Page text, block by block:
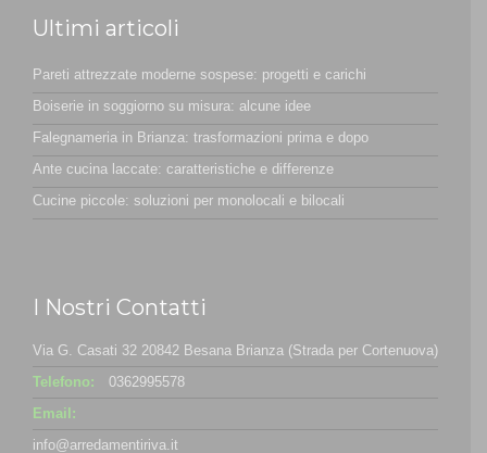
Ultimi articoli
Pareti attrezzate moderne sospese: progetti e carichi
Boiserie in soggiorno su misura: alcune idee
Falegnameria in Brianza: trasformazioni prima e dopo
Ante cucina laccate: caratteristiche e differenze
Cucine piccole: soluzioni per monolocali e bilocali
I Nostri Contatti
Via G. Casati 32 20842 Besana Brianza (Strada per Cortenuova)
Telefono:
0362995578
Email:
info@arredamentiriva.it